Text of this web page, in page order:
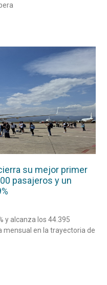
su mejor primer
pasajeros y un
y alcanza los 44.395
mensual en la trayectoria de